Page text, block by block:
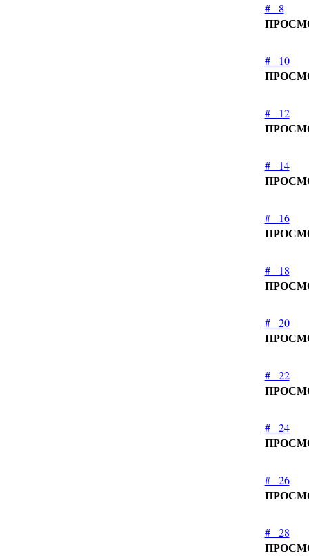
#_ 8
#_ 10
#_ 12
#_ 14
#_ 16
#_ 18
#_ 20
#_ 22
#_ 24
#_ 26
#_ 28